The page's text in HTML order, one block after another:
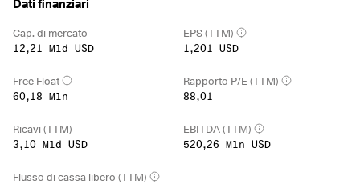
Dati finanziari
Cap. di mercato
12,21 Mld USD
EPS (TTM)
1,201 USD
Free Float
60,18 Mln
Rapporto P/E (TTM)
88,01
Ricavi (TTM)
3,10 Mld USD
EBITDA (TTM)
520,26 Mln USD
Flusso di cassa libero (TTM)